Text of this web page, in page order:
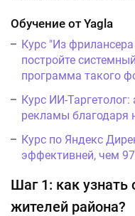
Обучение от Yagla
Курс "Из
постройте
программа такого
Курс ИИ-
рекламы благодаря
Курс по Яндекс
эффективней, чем
Шаг 1: как узнать
жителей района?